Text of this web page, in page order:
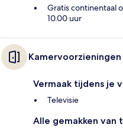
Gratis continentaal
10.00 uur
Kamervoorzieningen
Vermaak tijdens je
Televisie
Alle gemakken van